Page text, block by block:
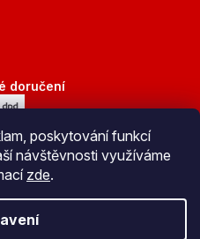
poskytování funkcí
návštěvnosti využíváme
zde.
doručení
platba